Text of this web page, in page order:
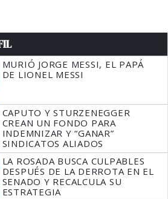
MURIÓ JORGE MESSI, EL PAPÁ
DE LIONEL MESSI
CAPUTO Y STURZENEGGER
CREAN UN FONDO PARA
INDEMNIZAR Y “GANAR”
SINDICATOS ALIADOS
LA ROSADA BUSCA CULPABLES
DESPUÉS DE LA DERROTA EN EL
SENADO Y RECALCULA SU
ESTRATEGIA